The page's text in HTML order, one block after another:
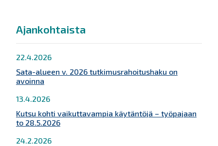
Ajankohtaista
22.4.2026
Sata-alueen v. 2026 tutkimusrahoitushaku on
avoinna
13.4.2026
Kutsu kohti vaikuttavampia käytäntöjä – työpajaan
to 28.5.2026
24.2.2026